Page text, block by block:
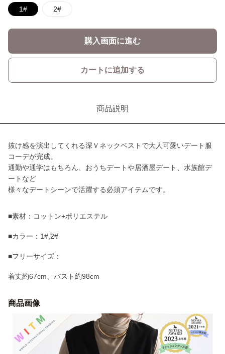
1# 2#
購入画面に進む
カートに追加する
商品説明
抜け感を演出してくれる深Ｖネックベストで大人可愛いデート服
コーデが完成。
通勤や通学はもちろん、おうちデートや居酒屋デート、水族館デ
ートなど
様々なデートシーンで活躍する必須アイテムです。
■素材：コットン+ポリエステル
■カラー：1#,2#
■フリーサイズ：
着丈約67cm、バスト約98cm
商品画像